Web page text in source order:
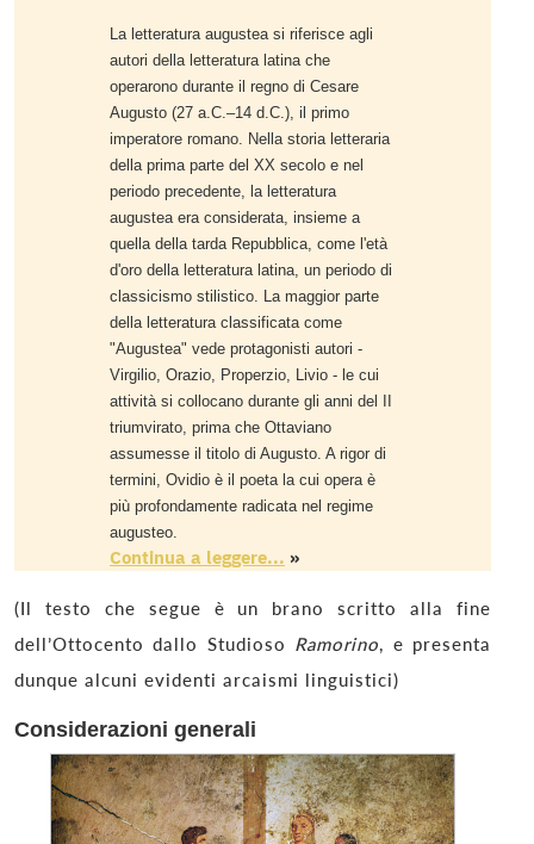
La letteratura augustea si riferisce agli
autori della letteratura latina che
operarono durante il regno di Cesare
Augusto (27 a.C.–14 d.C.), il primo
imperatore romano. Nella storia letteraria
della prima parte del XX secolo e nel
periodo precedente, la letteratura
augustea era considerata, insieme a
quella della tarda Repubblica, come l'età
d'oro della letteratura latina, un periodo di
classicismo stilistico. La maggior parte
della letteratura classificata come
"Augustea" vede protagonisti autori -
Virgilio, Orazio, Properzio, Livio - le cui
attività si collocano durante gli anni del II
triumvirato, prima che Ottaviano
assumesse il titolo di Augusto. A rigor di
termini, Ovidio è il poeta la cui opera è
più profondamente radicata nel regime
augusteo.
Continua a leggere... »
(Il testo che segue è un brano scritto alla fine
dell’Ottocento dallo Studioso Ramorino, e presenta
dunque alcuni evidenti arcaismi linguistici)
Considerazioni generali